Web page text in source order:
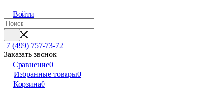
Войти
7 (499) 757-73-72
Заказать звонок
Сравнение0
Избранные товары0
Корзина0